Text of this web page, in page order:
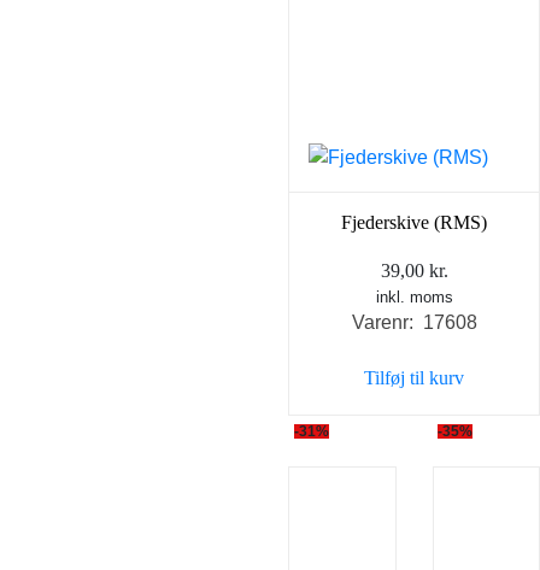
Fjederskive (RMS)
39,00 kr.
inkl. moms
Varenr: 17608
Tilføj til kurv
-31% -35%